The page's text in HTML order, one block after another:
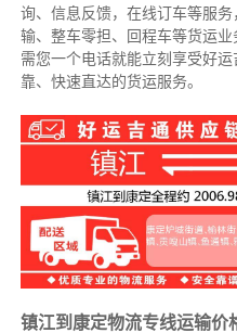
询、信息反馈，在线订车等服务
输、整车零担、回程车等货运业
需您一个电话就能立刻享受好
靠、快速直达的货运服务。
镇江到康定物流专线运输价